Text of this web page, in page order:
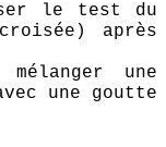
le test du
après
une
une goutte